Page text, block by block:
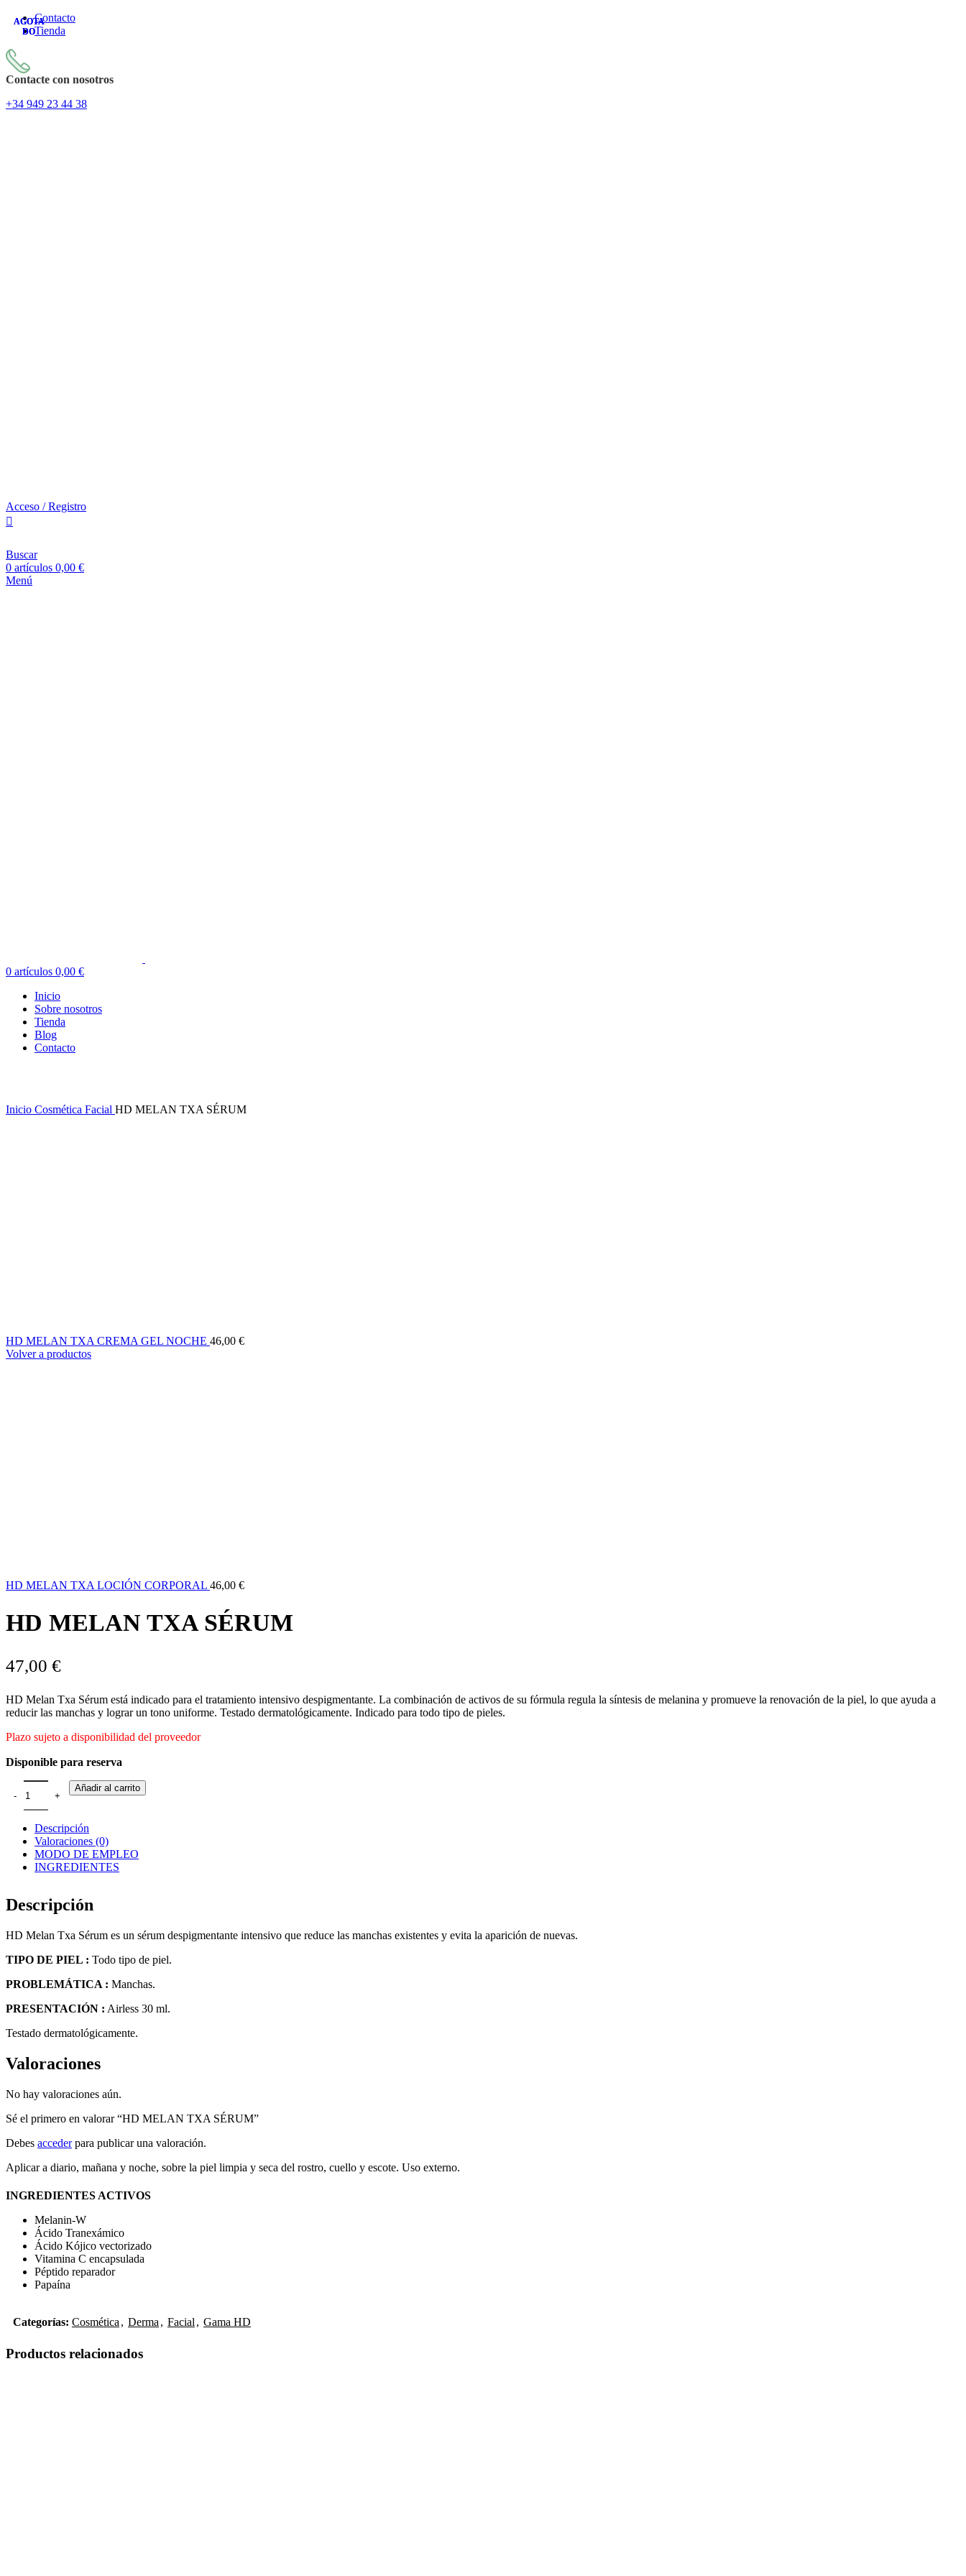
Contacto
Tienda
Contacte con nosotros
+34 949 23 44 38
Acceso / Registro
Buscar
0 artículos 0,00 €
Menú
0 artículos 0,00 €
Inicio
Sobre nosotros
Tienda
Blog
Contacto
Inicio Cosmética Facial HD MELAN TXA SÉRUM
HD MELAN TXA CREMA GEL NOCHE 46,00 €
Volver a productos
HD MELAN TXA LOCIÓN CORPORAL 46,00 €
HD MELAN TXA SÉRUM
47,00 €
HD Melan Txa Sérum está indicado para el tratamiento intensivo despigmentante. La combinación de activos de su fórmula regula la síntesis de melanina y promueve la renovación de la piel, lo que ayuda a
reducir las manchas y lograr un tono uniforme. Testado dermatológicamente. Indicado para todo tipo de pieles.
Plazo sujeto a disponibilidad del proveedor
Disponible para reserva
Añadir al carrito
Descripción
Valoraciones (0)
MODO DE EMPLEO
INGREDIENTES
Descripción
HD Melan Txa Sérum es un sérum despigmentante intensivo que reduce las manchas existentes y evita la aparición de nuevas.
TIPO DE PIEL : Todo tipo de piel.
PROBLEMÁTICA : Manchas.
PRESENTACIÓN : Airless 30 ml.
Testado dermatológicamente.
Valoraciones
No hay valoraciones aún.
Sé el primero en valorar “HD MELAN TXA SÉRUM”
Debes accederpara publicar una valoración.
Aplicar a diario, mañana y noche, sobre la piel limpia y seca del rostro, cuello y escote. Uso externo.
INGREDIENTES ACTIVOS
Melanin-W
Ácido Tranexámico
Ácido Kójico vectorizado
Vitamina C encapsulada
Péptido reparador
Papaína
Categorías: Cosmética , Derma , Facial , Gama HD
Productos relacionados
AGOTA
DO
AGOTA
DO